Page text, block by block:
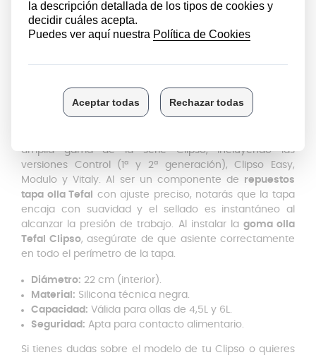
Compatibilidad de la goma olla
Tefal Clipso
presión Tefal, es imprescindible verificar las medidas.
centímetros
y está diseñada específicamente para
modelos de 4,5 y 6 litros.
amplia gama de la serie Clipso, incluyendo las
versiones Control (1ª y 2ª generación), Clipso Easy,
Modulo y Vitaly. Al ser un componente de repuestos
tapa olla Tefal
con ajuste preciso, notarás que la tapa
encaja con suavidad y el sellado es instantáneo al
alcanzar la presión de trabajo. Al instalar la goma olla
Tefal Clipso, asegúrate de que asiente correctamente
en todo el perímetro de la tapa.
Diámetro: 22 cm (interior).
Material: Silicona técnica negra.
Capacidad: Válida para ollas de 4,5L y 6L.
Seguridad: Apta para contacto alimentario.
Si tienes dudas sobre el modelo de tu Clipso o quieres